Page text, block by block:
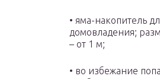
• яма-накопитель
домовладения;
– от 1 м;
• во избежание